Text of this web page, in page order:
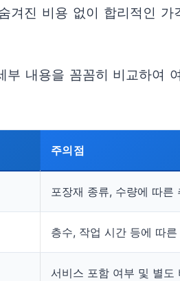
진 비용 없이 합리적인 가
내용을 꼼꼼히 비교하여
주의점
포장재 종류, 수량에 따른
층수, 작업 시간 등에 따
서비스 포함 여부 및 별도